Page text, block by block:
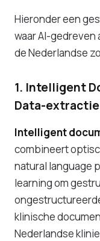
Hieronder een
waar AI-
de Nederlandse
1. Intelligent
Data-extractie
Intelligent
combineert
natural language
learning om
klinische
Nederlandse